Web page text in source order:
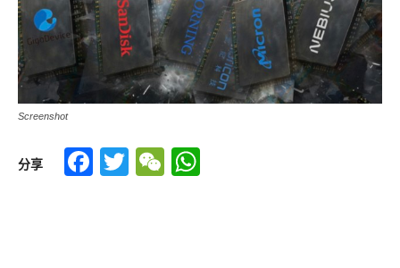
Screenshot
分享 Facebook
TwitterWeChat